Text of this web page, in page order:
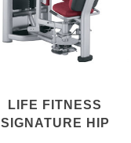
LIFE FITNESS
SIGNATURE HIP